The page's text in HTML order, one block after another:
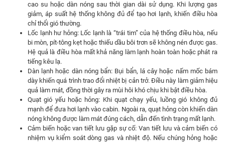
cao su hoặc dàn nóng sau thời gian dài sử dụng. Khi lượng gas
giảm, áp suất hệ thống không đủ để tạo hơi lạnh, khiến điều hòa
chỉ thổi gió thường.
Lốc lạnh hư hỏng: Lốc lạnh là “trái tim” của hệ thống điều hòa, nếu
bi mòn, pít-tông kẹt hoặc thiếu dầu bôi trơn sẽ không nén được gas.
Hệ quả là điều hòa mất khả năng làm lạnh hoàn toàn hoặc phát ra
tiếng kêu lạ.
Dàn lạnh hoặc dàn nóng bẩn: Bụi bẩn, lá cây hoặc nấm mốc bám
dày khiến quá trình trao đổi nhiệt bị cản trở. Điều này làm giảm hiệu
quả làm mát, đồng thời gây ra mùi hôi khó chịu khi bật điều hòa.
Quạt gió yếu hoặc hỏng: Khi quạt chạy yếu, luồng gió không đủ
mạnh để đưa hơi lạnh vào cabin. Ngoài ra, quạt hỏng còn khiến dàn
nóng không được làm mát đúng cách, dẫn đến tình trạng mất lạnh.
Cảm biến hoặc van tiết lưu gặp sự cố: Van tiết lưu và cảm biến có
nhiệm vụ kiểm soát dòng gas và nhiệt độ. Nếu chúng hỏng hoặc